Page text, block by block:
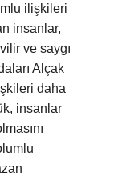
ilişkileri
insanlar,
ve saygı
Alçak
daha
insanlar